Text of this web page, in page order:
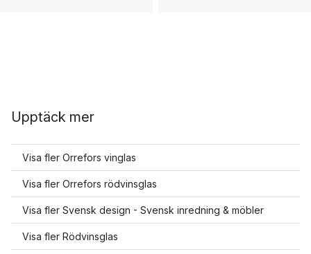
Upptäck mer
Visa fler Orrefors vinglas
Visa fler Orrefors rödvinsglas
Visa fler Svensk design - Svensk inredning & möbler
Visa fler Rödvinsglas